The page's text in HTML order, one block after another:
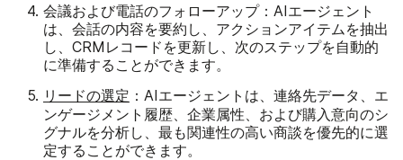
会議および電話のフォローアップ：AIエージェント
は、会話の内容を要約し、アクションアイテムを抽出
し、CRMレコードを更新し、次のステップを自動的
に準備することができます。
リードの選定 ：AIエージェントは、連絡先データ、エ
ンゲージメント履歴、企業属性、および購入意向のシ
グナルを分析し、最も関連性の高い商談を優先的に選
定することができます。